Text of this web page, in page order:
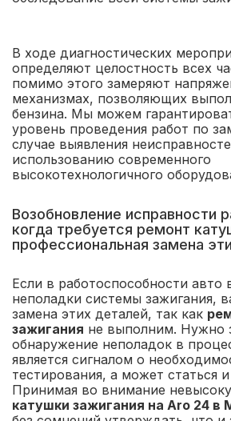
В ходе диагностических
определяют целостность всех
помимо этого замеряют
механизмах, позволяющих
бензина. Мы можем
уровень проведения работ по
случае выявления
использованию современного
высокотехнологичного
Возобновление исправности
когда требуется ремонт
профессиональная замена
Если в работоспособности авто
неполадки системы зажигания,
замена этих деталей, так как
зажигания не выполним. Нужно
обнаружение неполадок в
является сигналом о
тестирования, а может статься
Принимая во внимание
катушки зажигания на Aro 24 в